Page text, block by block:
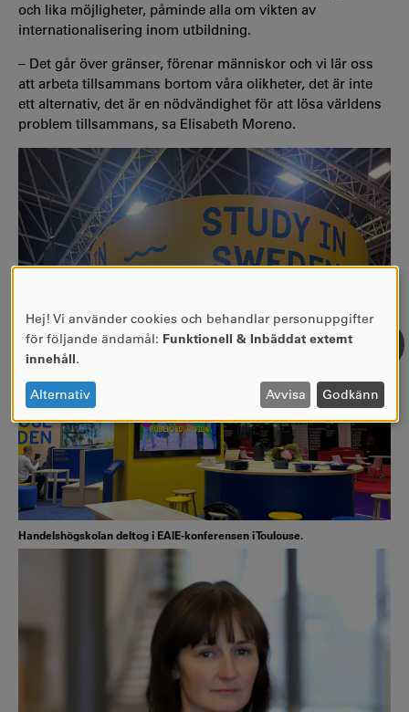
och lika möjligheter, påminde alla om vikten av
internationalisering inom utbildning.
– Det går över gränser, förenar människor och vi lär oss
att arbeta tillsammans bortom våra olikheter, det är inte
ett alternativ, det är en nödvändighet för att lösa världens
problem tillsammans, sa Elisabeth Moreno.
Handelshögskolan deltog i EAIE-konferensen i Toulouse.
Användning
av
och
cookies
Hej! Vi använder cookies och behandlar personuppgifter
för följande ändamål: Funktionell & Inbäddat externt
innehåll.
Alternativ Avvisa Godkänn